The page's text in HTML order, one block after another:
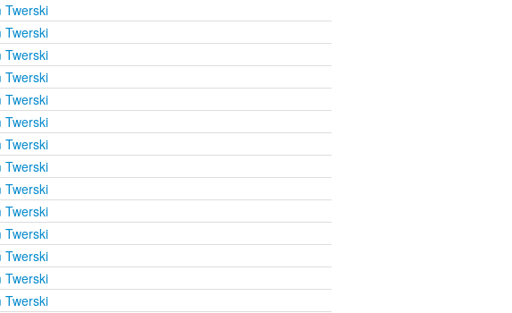
Twerski
Twerski
Twerski
Twerski
Twerski
Twerski